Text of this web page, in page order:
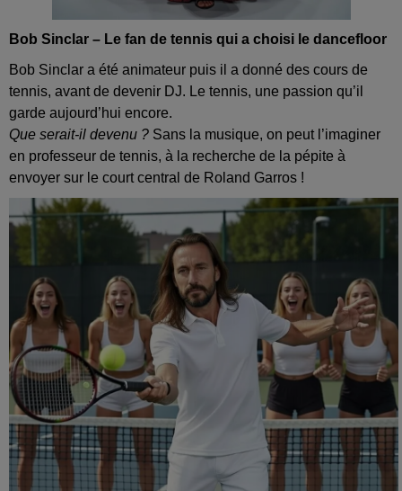
Bob Sinclar – Le fan de tennis qui a choisi le dancefloor
Bob Sinclar a été animateur puis il a donné des cours de
tennis, avant de devenir DJ. Le tennis, une passion qu’il
garde aujourd’hui encore.
Que serait‑il devenu ? Sans la musique, on peut l’imaginer
en professeur de tennis, à la recherche de la pépite à
envoyer sur le court central de Roland Garros !